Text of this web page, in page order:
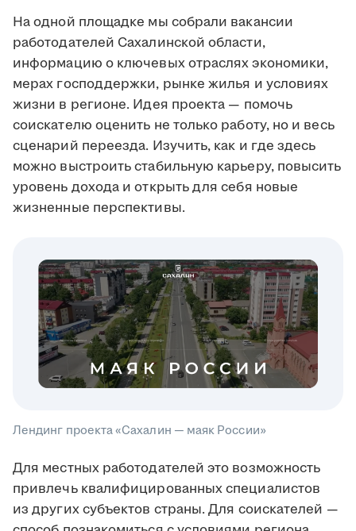
На одной площадке мы собрали вакансии
работодателей Сахалинской области,
информацию о ключевых отраслях экономики,
мерах господдержки, рынке жилья и условиях
жизни в регионе. Идея проекта — помочь
соискателю оценить не только работу, но и весь
сценарий переезда. Изучить, как и где здесь
можно выстроить стабильную карьеру, повысить
уровень дохода и открыть для себя новые
жизненные перспективы.
Лендинг проекта «Сахалин — маяк России»
Для местных работодателей это возможность
привлечь квалифицированных специалистов
из других субъектов страны. Для соискателей —